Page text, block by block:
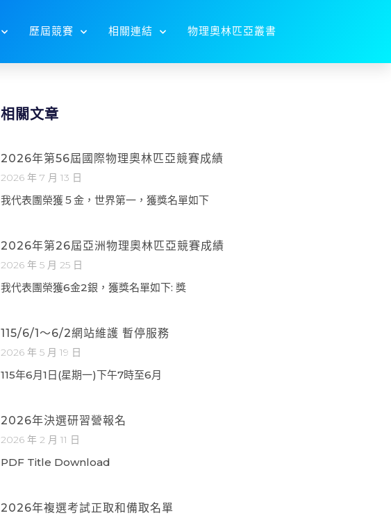
歷屆競賽 相關連結 物理奧林匹亞叢書
相關文章
2026年第56屆國際物理奧林匹亞競賽成績
2026 年 7 月 13 日
我代表團榮獲５金，世界第一，獲獎名單如下
2026年第26屆亞洲物理奧林匹亞競賽成績
2026 年 5 月 25 日
我代表團榮獲6金2銀，獲獎名單如下: 獎
115/6/1～6/2網站維護 暫停服務
2026 年 5 月 19 日
115年6月1日(星期一)下午7時至6月
2026年決選研習營報名
2026 年 2 月 11 日
PDF Title Download
2026年複選考試正取和備取名單